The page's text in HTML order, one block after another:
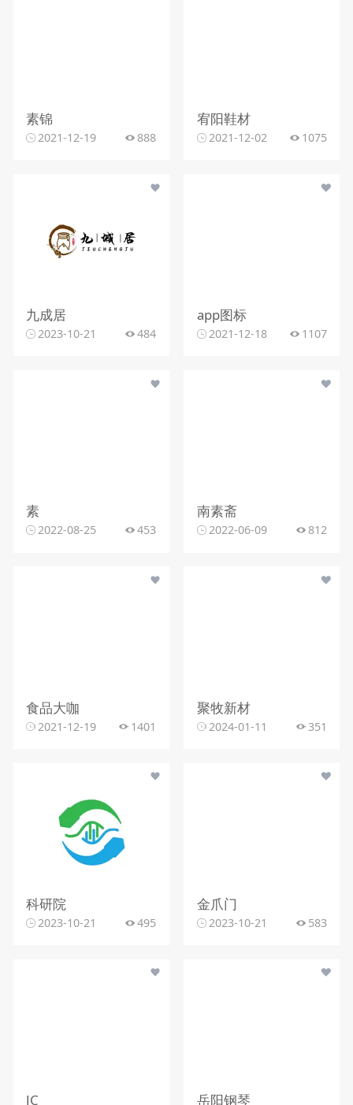
素锦
2021-12-19 888
宥阳鞋材
2021-12-02 1075
九成居
2023-10-21 484
app图标
2021-12-18 1107
素
2022-08-25 453
南素斋
2022-06-09 812
食品大咖
2021-12-19 1401
聚牧新材
2024-01-11 351
科研院
2023-10-21 495
金爪门
2023-10-21 583
JC 岳阳钢琴